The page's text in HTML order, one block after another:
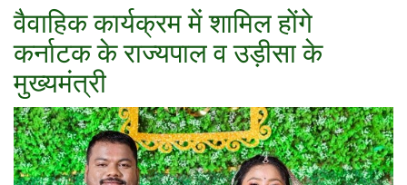
संपर्क
वैवाहिक कार्यक्रम में शामिल होंगे
कर्नाटक के राज्यपाल व उड़ीसा के
मुख्यमंत्री